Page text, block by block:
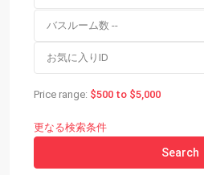
バスルーム数 --
Price range: $500 to $5,000
更なる検索条件
Search